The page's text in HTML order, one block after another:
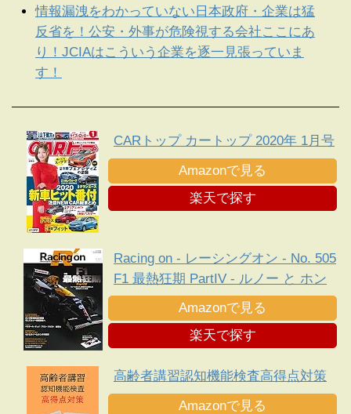
情報漏洩をわかっていない日本政府・企業は猛
反省を！公安・外事が危険視する会社ここにあ
り！JCIAはこういう企業を逐一見張っていま
す！
CARトップ カートップ 2020年 1月号
Amazonで見る
楽天で探す
Racing on - レーシングオン - No. 505
F1 最熱狂期 PartIV - ルノー と ホン
ダ 、新規定下に勃発した熾烈な エン
ジン 戦争 -
Amazonで見る
楽天で探す
高齢者講習認知機能検査高得点対策
Amazonで見る